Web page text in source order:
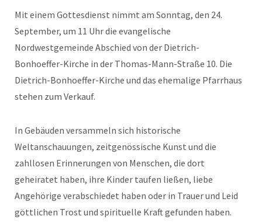
Mit einem Gottesdienst nimmt am Sonntag, den 24.
September, um 11 Uhr die evangelische
Nordwestgemeinde Abschied von der Dietrich-
Bonhoeffer-Kirche in der Thomas-Mann-Straße 10. Die
Dietrich-Bonhoeffer-Kirche und das ehemalige Pfarrhaus
stehen zum Verkauf.
In Gebäuden versammeln sich historische
Weltanschauungen, zeitgenössische Kunst und die
zahllosen Erinnerungen von Menschen, die dort
geheiratet haben, ihre Kinder taufen ließen, liebe
Angehörige verabschiedet haben oder in Trauer und Leid
göttlichen Trost und spirituelle Kraft gefunden haben.